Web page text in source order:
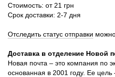
Стоимость: от 21 грн
Срок доставки: 2-7 дня
Отследить статус отправки
Доставка в отделение Новой
Новая почта – это компания по
основанная в 2001 году. Ее цель